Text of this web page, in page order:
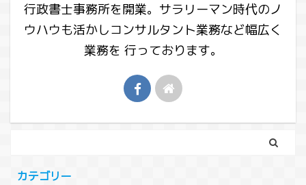
行政書士事務所を開業。サラリーマン時代のノ
ウハウも活かしコンサルタント業務など幅広く
業務を 行っております。
カテゴリー